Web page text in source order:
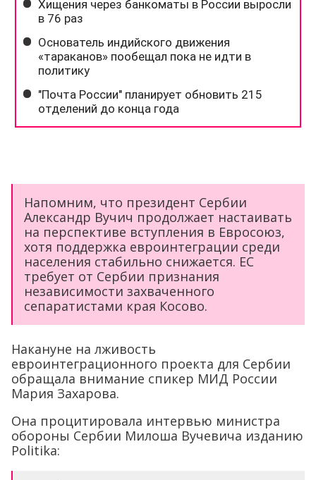
Напомним, что президент Сербии
Александр Вучич продолжает настаивать
на перспективе вступления в Евросоюз,
хотя поддержка евроинтеграции среди
населения стабильно снижается. ЕС
требует от Сербии признания
независимости захваченного
сепаратистами края Косово.
Накануне на лживость
евроинтеграционного проекта для Сербии
обращала внимание спикер МИД России
Мария Захарова.
Она процитировала интервью министра
обороны Сербии Милоша Вучевича изданию
Politika: